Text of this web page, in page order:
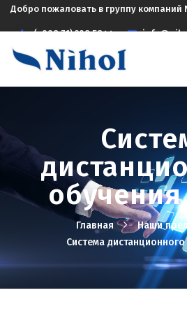
Добро пожаловать в группу компаний
(+998 71) 208 5844
Главная
Наши
Система